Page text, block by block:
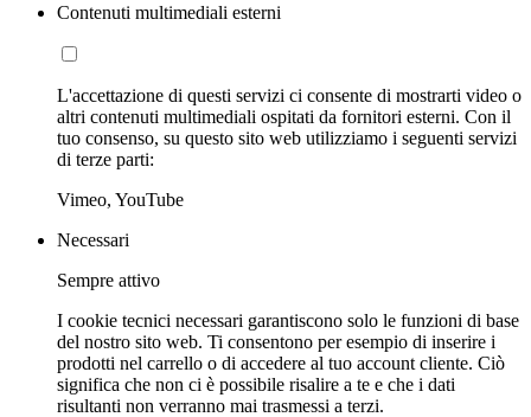
Contenuti multimediali esterni
L'accettazione di questi servizi ci consente di mostrarti video o
altri contenuti multimediali ospitati da fornitori esterni. Con il
tuo consenso, su questo sito web utilizziamo i seguenti servizi
di terze parti:
Vimeo, YouTube
Necessari
Sempre attivo
I cookie tecnici necessari garantiscono solo le funzioni di base
del nostro sito web. Ti consentono per esempio di inserire i
prodotti nel carrello o di accedere al tuo account cliente. Ciò
significa che non ci è possibile risalire a te e che i dati
risultanti non verranno mai trasmessi a terzi.